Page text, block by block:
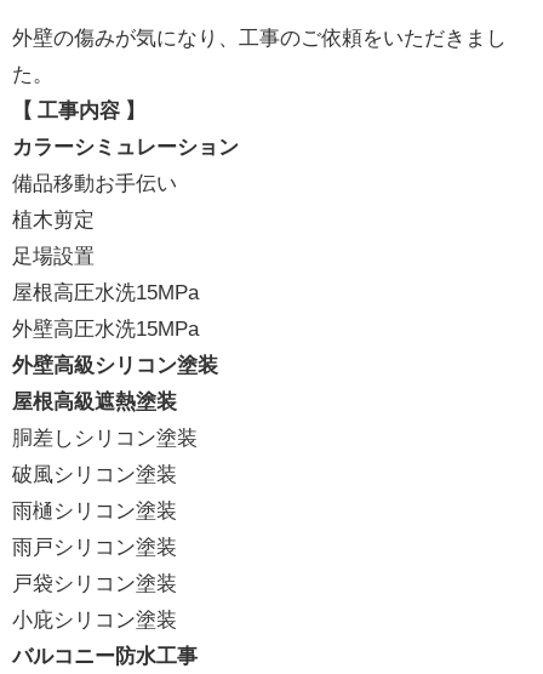
外壁の傷みが気になり、工事のご依頼をいただきまし
た。
【 工事内容 】
カラーシミュレーション
備品移動お手伝い
植木剪定
足場設置
屋根高圧水洗15MPa
外壁高圧水洗15MPa
外壁高級シリコン塗装
屋根高級遮熱塗装
胴差しシリコン塗装
破風シリコン塗装
雨樋シリコン塗装
雨戸シリコン塗装
戸袋シリコン塗装
小庇シリコン塗装
バルコニー防水工事